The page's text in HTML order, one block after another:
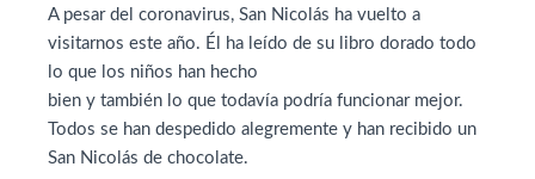
A pesar del coronavirus, San Nicolás ha vuelto a
visitarnos este año. Él ha leído de su libro dorado todo
lo que los niños han hecho
bien y también lo que todavía podría funcionar mejor.
Todos se han despedido alegremente y han recibido un
San Nicolás de chocolate.